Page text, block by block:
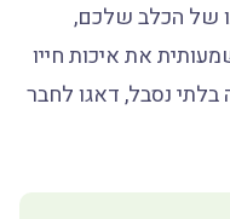
של הכלב שלכם,
את איכות חייו
נסבל, דאגו לחבר